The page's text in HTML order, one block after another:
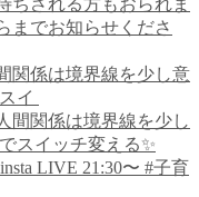
関係は境界線を少し意
イ